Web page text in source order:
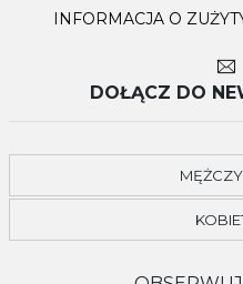
INFORMACJA O
DOŁĄCZ DO